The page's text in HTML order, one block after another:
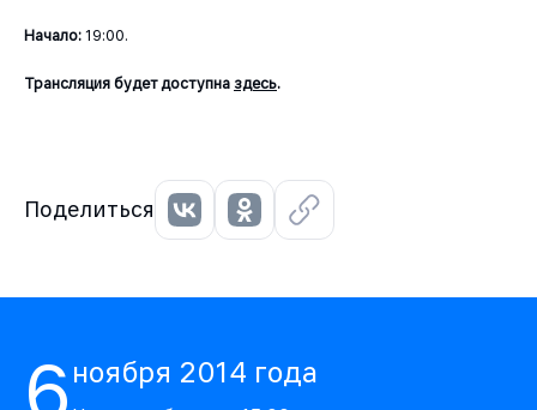
Начало: 19:00.
Трансляция будет доступна здесь.
Поделиться
ноября 2014 года